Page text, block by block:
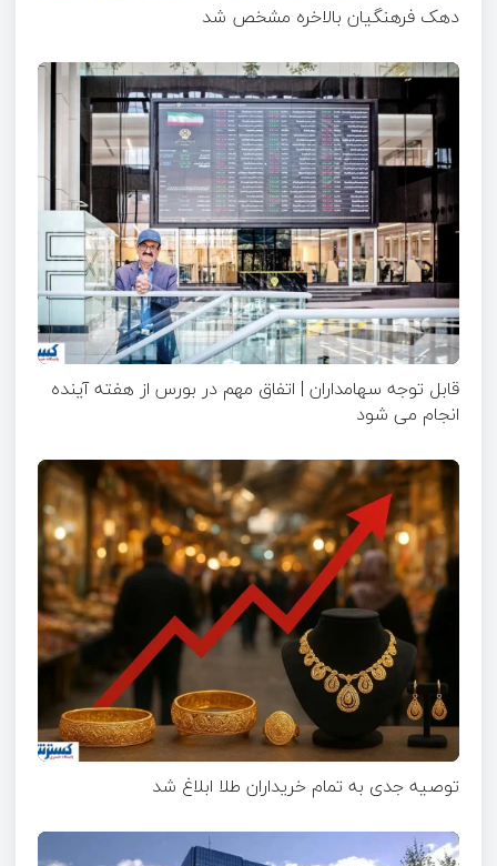
دهک فرهنگیان بالاخره مشخص شد
قابل توجه سهامداران | اتفاق مهم در بورس از هفته آینده
انجام می شود
توصیه جدی به تمام خریداران طلا ابلاغ شد